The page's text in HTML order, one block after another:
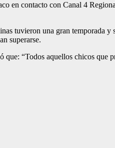
en contacto con Canal 4
tuvieron una gran temporada
superarse.
“Todos aquellos chicos que